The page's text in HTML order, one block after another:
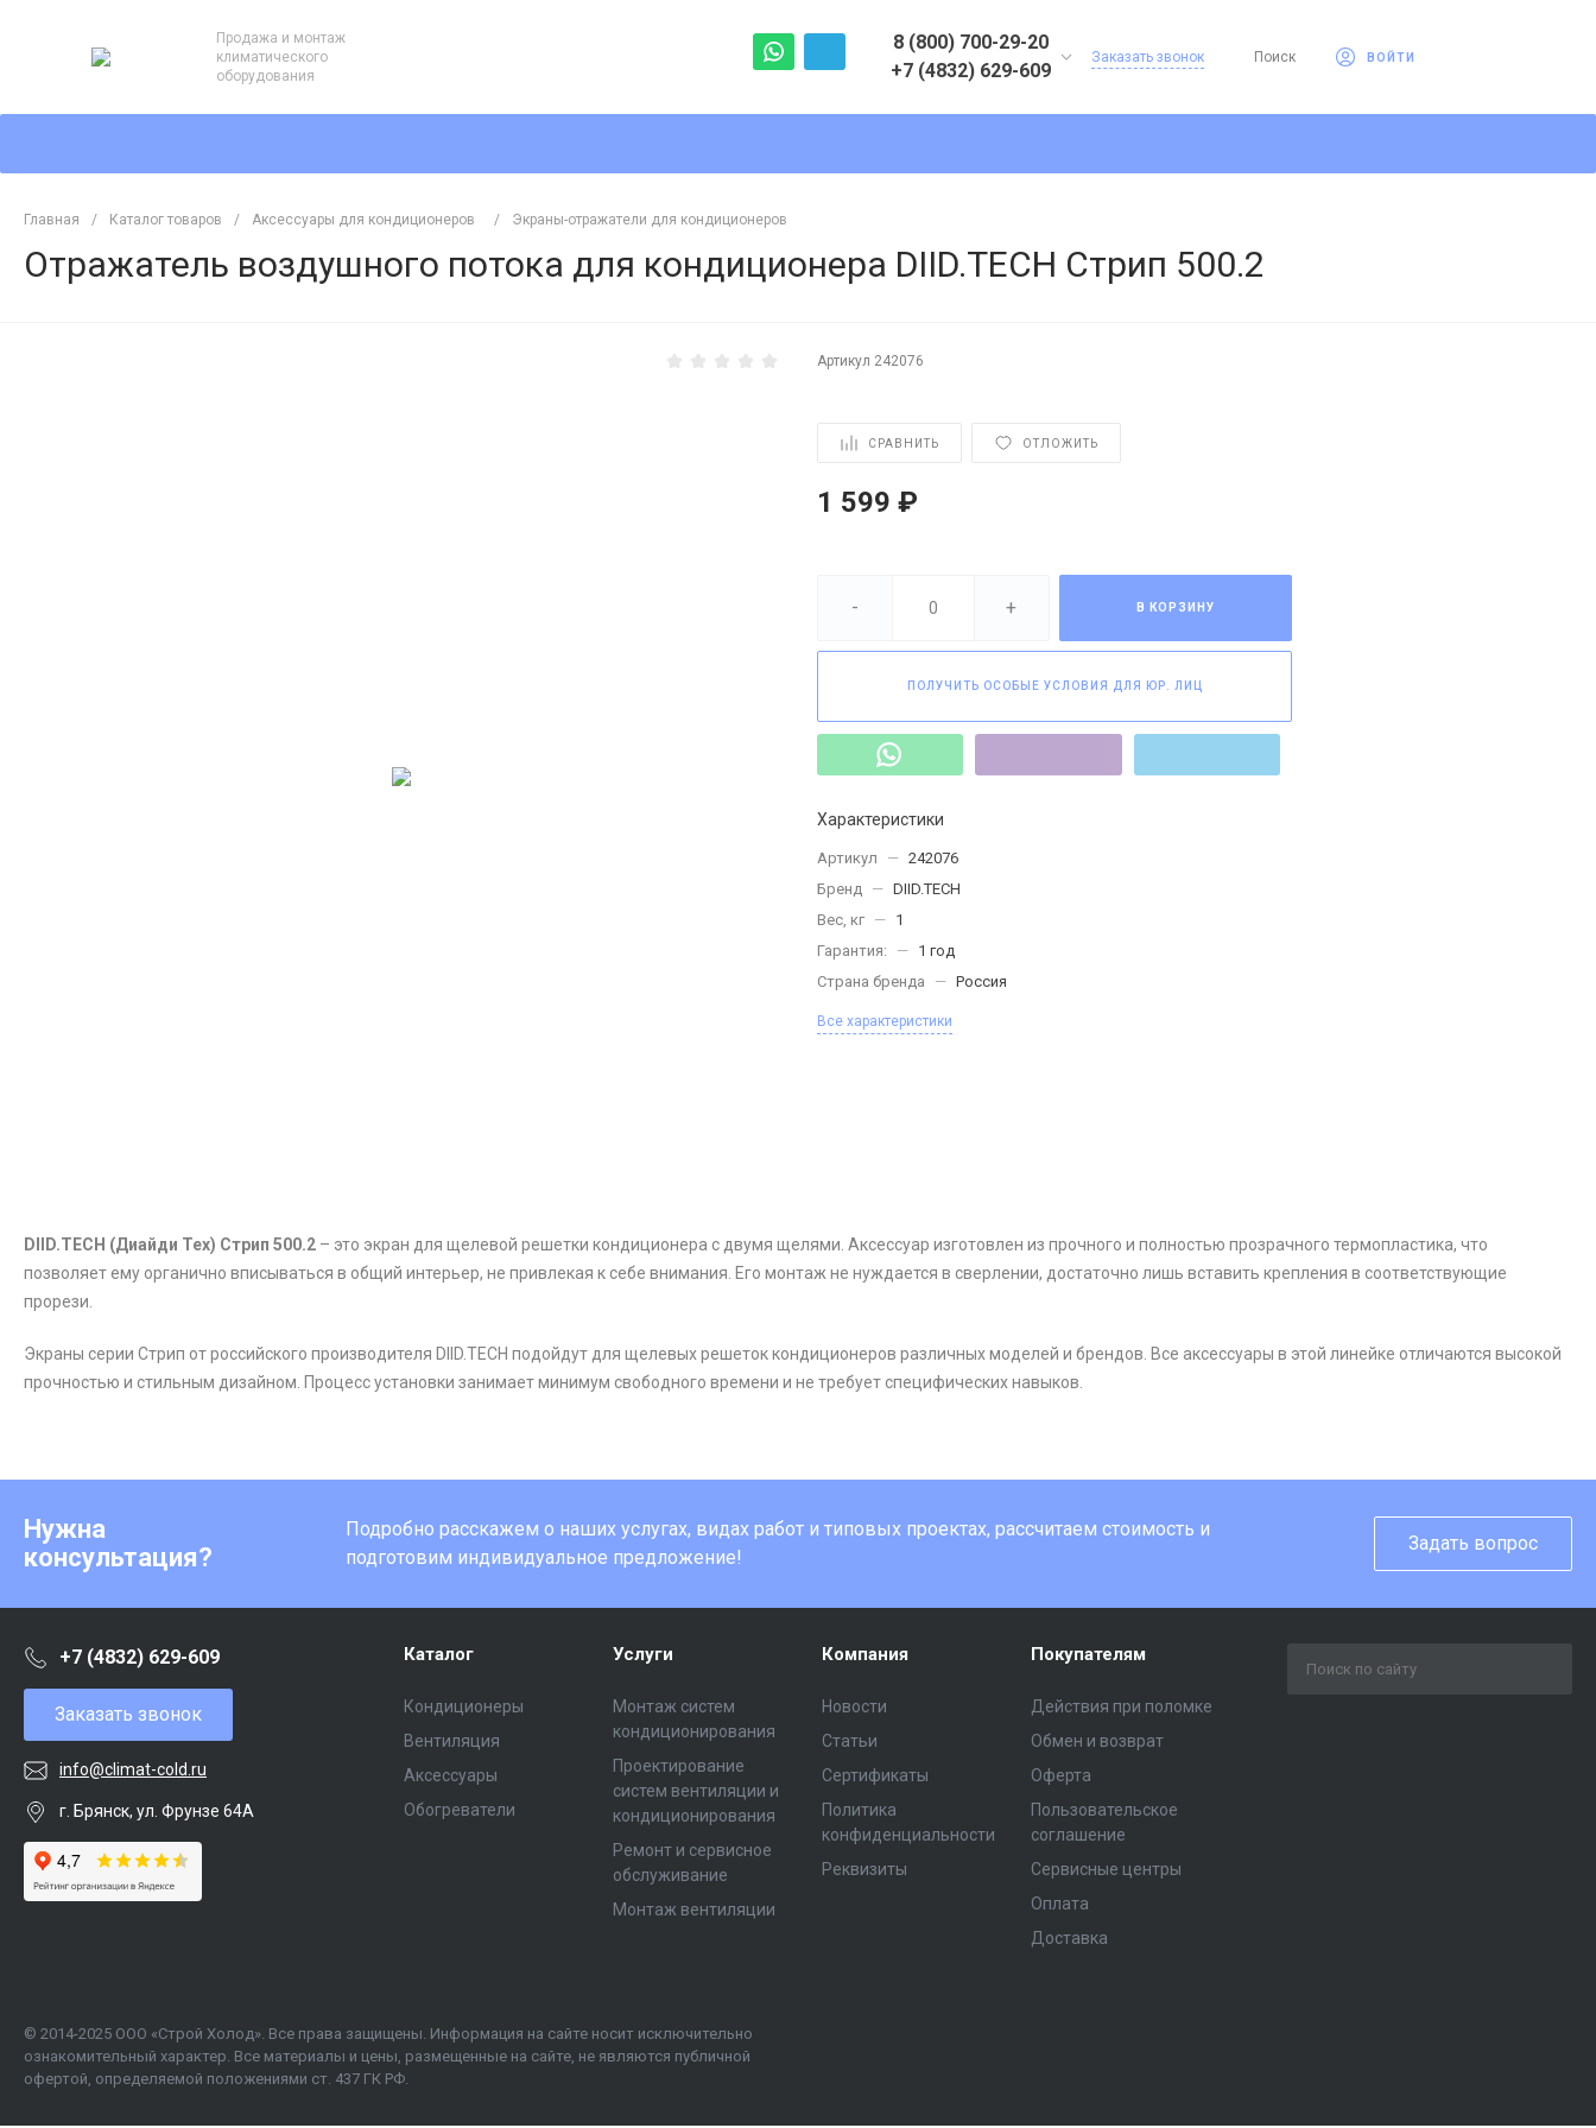
Продажа и монтаж
климатического
оборудования
8 (800) 700-29-20
+7 (4832) 629-609
Вс - Выходной
Заказать звонок Поиск ВОЙТИ
Главная / Каталог товаров / Аксессуары для кондиционеров / Экраны-отражатели для кондиционеров
Отражатель воздушного потока для кондиционера DIID.TECH Стрип 500.2
Артикул 242076
СРАВНИТЬ ОТЛОЖИТЬ
1 599 ₽
- + В КОРЗИНУ
ПОЛУЧИТЬ ОСОБЫЕ УСЛОВИЯ ДЛЯ ЮР. ЛИЦ
Характеристики
Артикул — 242076
Бренд — DIID.TECH
Вес, кг — 1
Гарантия:
— 1 год
Страна бренда
— Россия
Все характеристики
DIID.TECH (Диайди Тех) Стрип 500.2 – это экран для щелевой решетки кондиционера с двумя щелями. Аксессуар изготовлен из прочного и полностью прозрачного термопластика, что
позволяет ему органично вписываться в общий интерьер, не привлекая к себе внимания. Его монтаж не нуждается в сверлении, достаточно лишь вставить крепления в соответствующие
прорези.
Экраны серии Стрип от российского производителя DIID.TECH подойдут для щелевых решеток кондиционеров различных моделей и брендов. Все аксессуары в этой линейке отличаются высокой
прочностью и стильным дизайном. Процесс установки занимает минимум свободного времени и не требует специфических навыков.
Нужна
консультация?
Подробно расскажем о наших услугах, видах работ и типовых проектах, рассчитаем стоимость и
подготовим индивидуальное предложение!
Задать вопрос
+7 (4832) 629-609
Заказать звонок
info@climat-cold.ru
г. Брянск, ул. Фрунзе 64А
Каталог
Кондиционеры
Вентиляция
Аксессуары
Обогреватели
Услуги
Монтаж систем
кондиционирования
Проектирование
систем вентиляции и
кондиционирования
Ремонт и сервисное
обслуживание
Монтаж вентиляции
Компания
Новости
Статьи
Сертификаты
Политика
конфиденциальности
Реквизиты
Покупателям
Действия при поломке
Обмен и возврат
Оферта
Пользовательское
соглашение
Сервисные центры
Оплата
Доставка
© 2014-2025 ООО «Строй Холод». Все права защищены. Информация на сайте носит исключительно
ознакомительный характер. Все материалы и цены, размещенные на сайте, не являются публичной
офертой, определяемой положениями ст. 437 ГК РФ.